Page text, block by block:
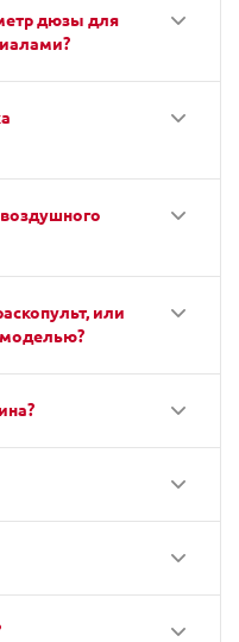
дюзы для
или